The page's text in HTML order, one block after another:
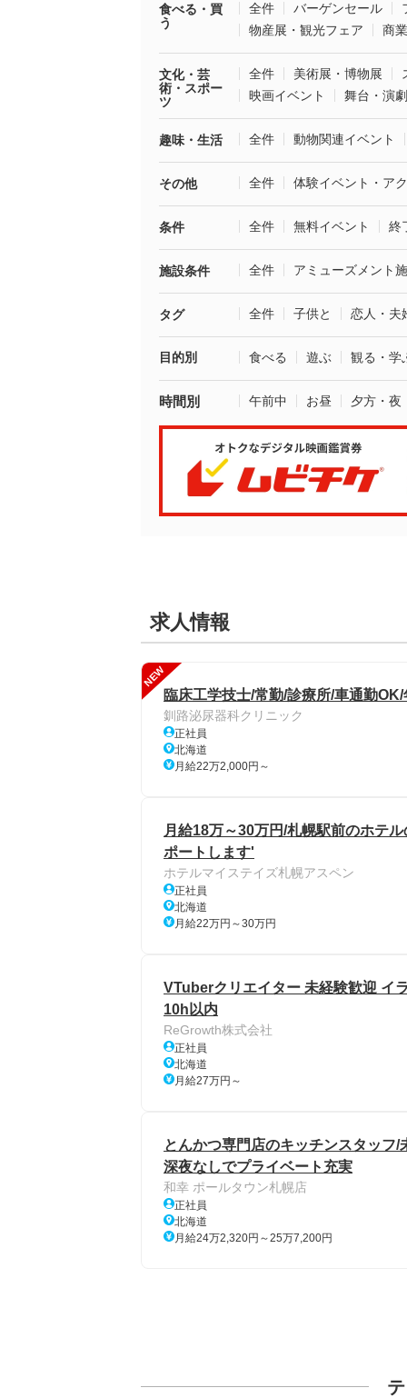
食べる・買
う
全件 バーゲンセール
物産展・観光フェア
商
文化・芸
術・スポー
ツ
全件 美術展・博物展
映画イベント
舞台・演劇
趣味・生活 全件 動物関連イベント
その他 全件 体験イベント・ア
条件 全件 無料イベント 終
施設条件 全件 アミューズメント
タグ 全件 子供と 恋人・夫
目的別 食べる 遊ぶ 観る・学
時間別 午前中 お昼 夕方・夜
求人情報
NEW
臨床工学技士/常勤/診療所/車通勤
釧路泌尿器科クリニック
正社員
北海道
月給22万2,000円～
月給18万～30万円/札幌駅前のホテ
ポートします'
ホテルマイステイズ札幌アスペン
正社員
北海道
月給22万円～30万円
VTuberクリエイター 未経験歓迎 イ
10h以内
ReGrowth株式会社
正社員
北海道
月給27万円～
とんかつ専門店のキッチンスタッフ
深夜なしでプライベート充実
和幸 ポールタウン札幌店
正社員
北海道
月給24万2,320円～25万7,200円